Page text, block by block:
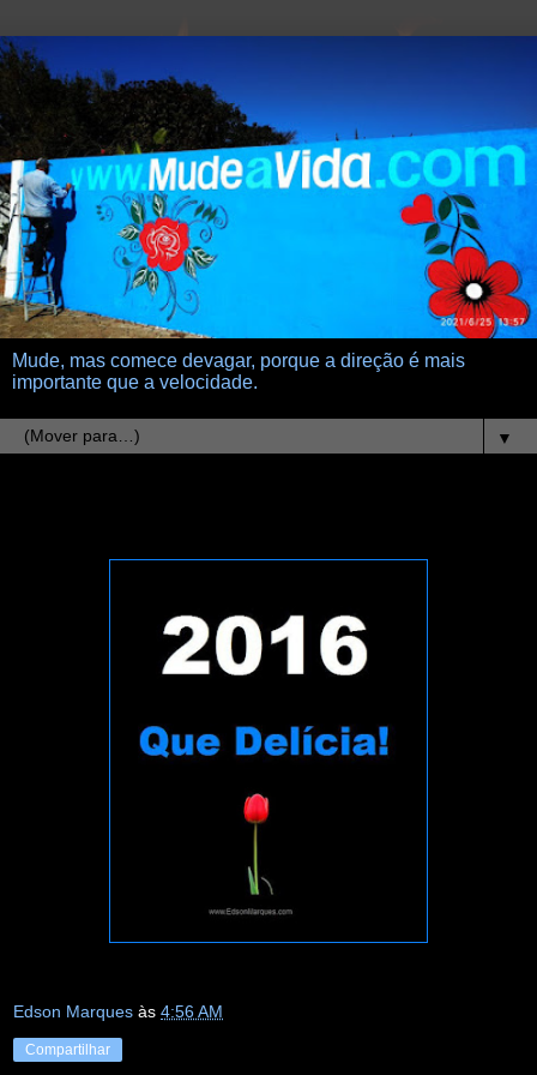
Mude, mas comece devagar, porque a direção é mais
importante que a velocidade.
▼
Edson Marques às 4:56 AM
Compartilhar